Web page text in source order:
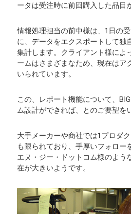
ータは受注時に前回購入した品目
情報処理担当の前中様は、1日の
に、データをエクスポートして独
集計します。クライアント様によ
ームはさまざまなため、現在はア
いられています。
この、レポート機能について、
ム設計ができれば、とのご要望を
大手メーカーや商社では1プロダ
も限られており、手厚いフォロー
エヌ・ジー・ドットコム様のよう
在が大きいようです。